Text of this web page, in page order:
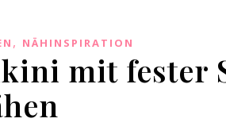
, NÄHINSPIRATION
mit fester